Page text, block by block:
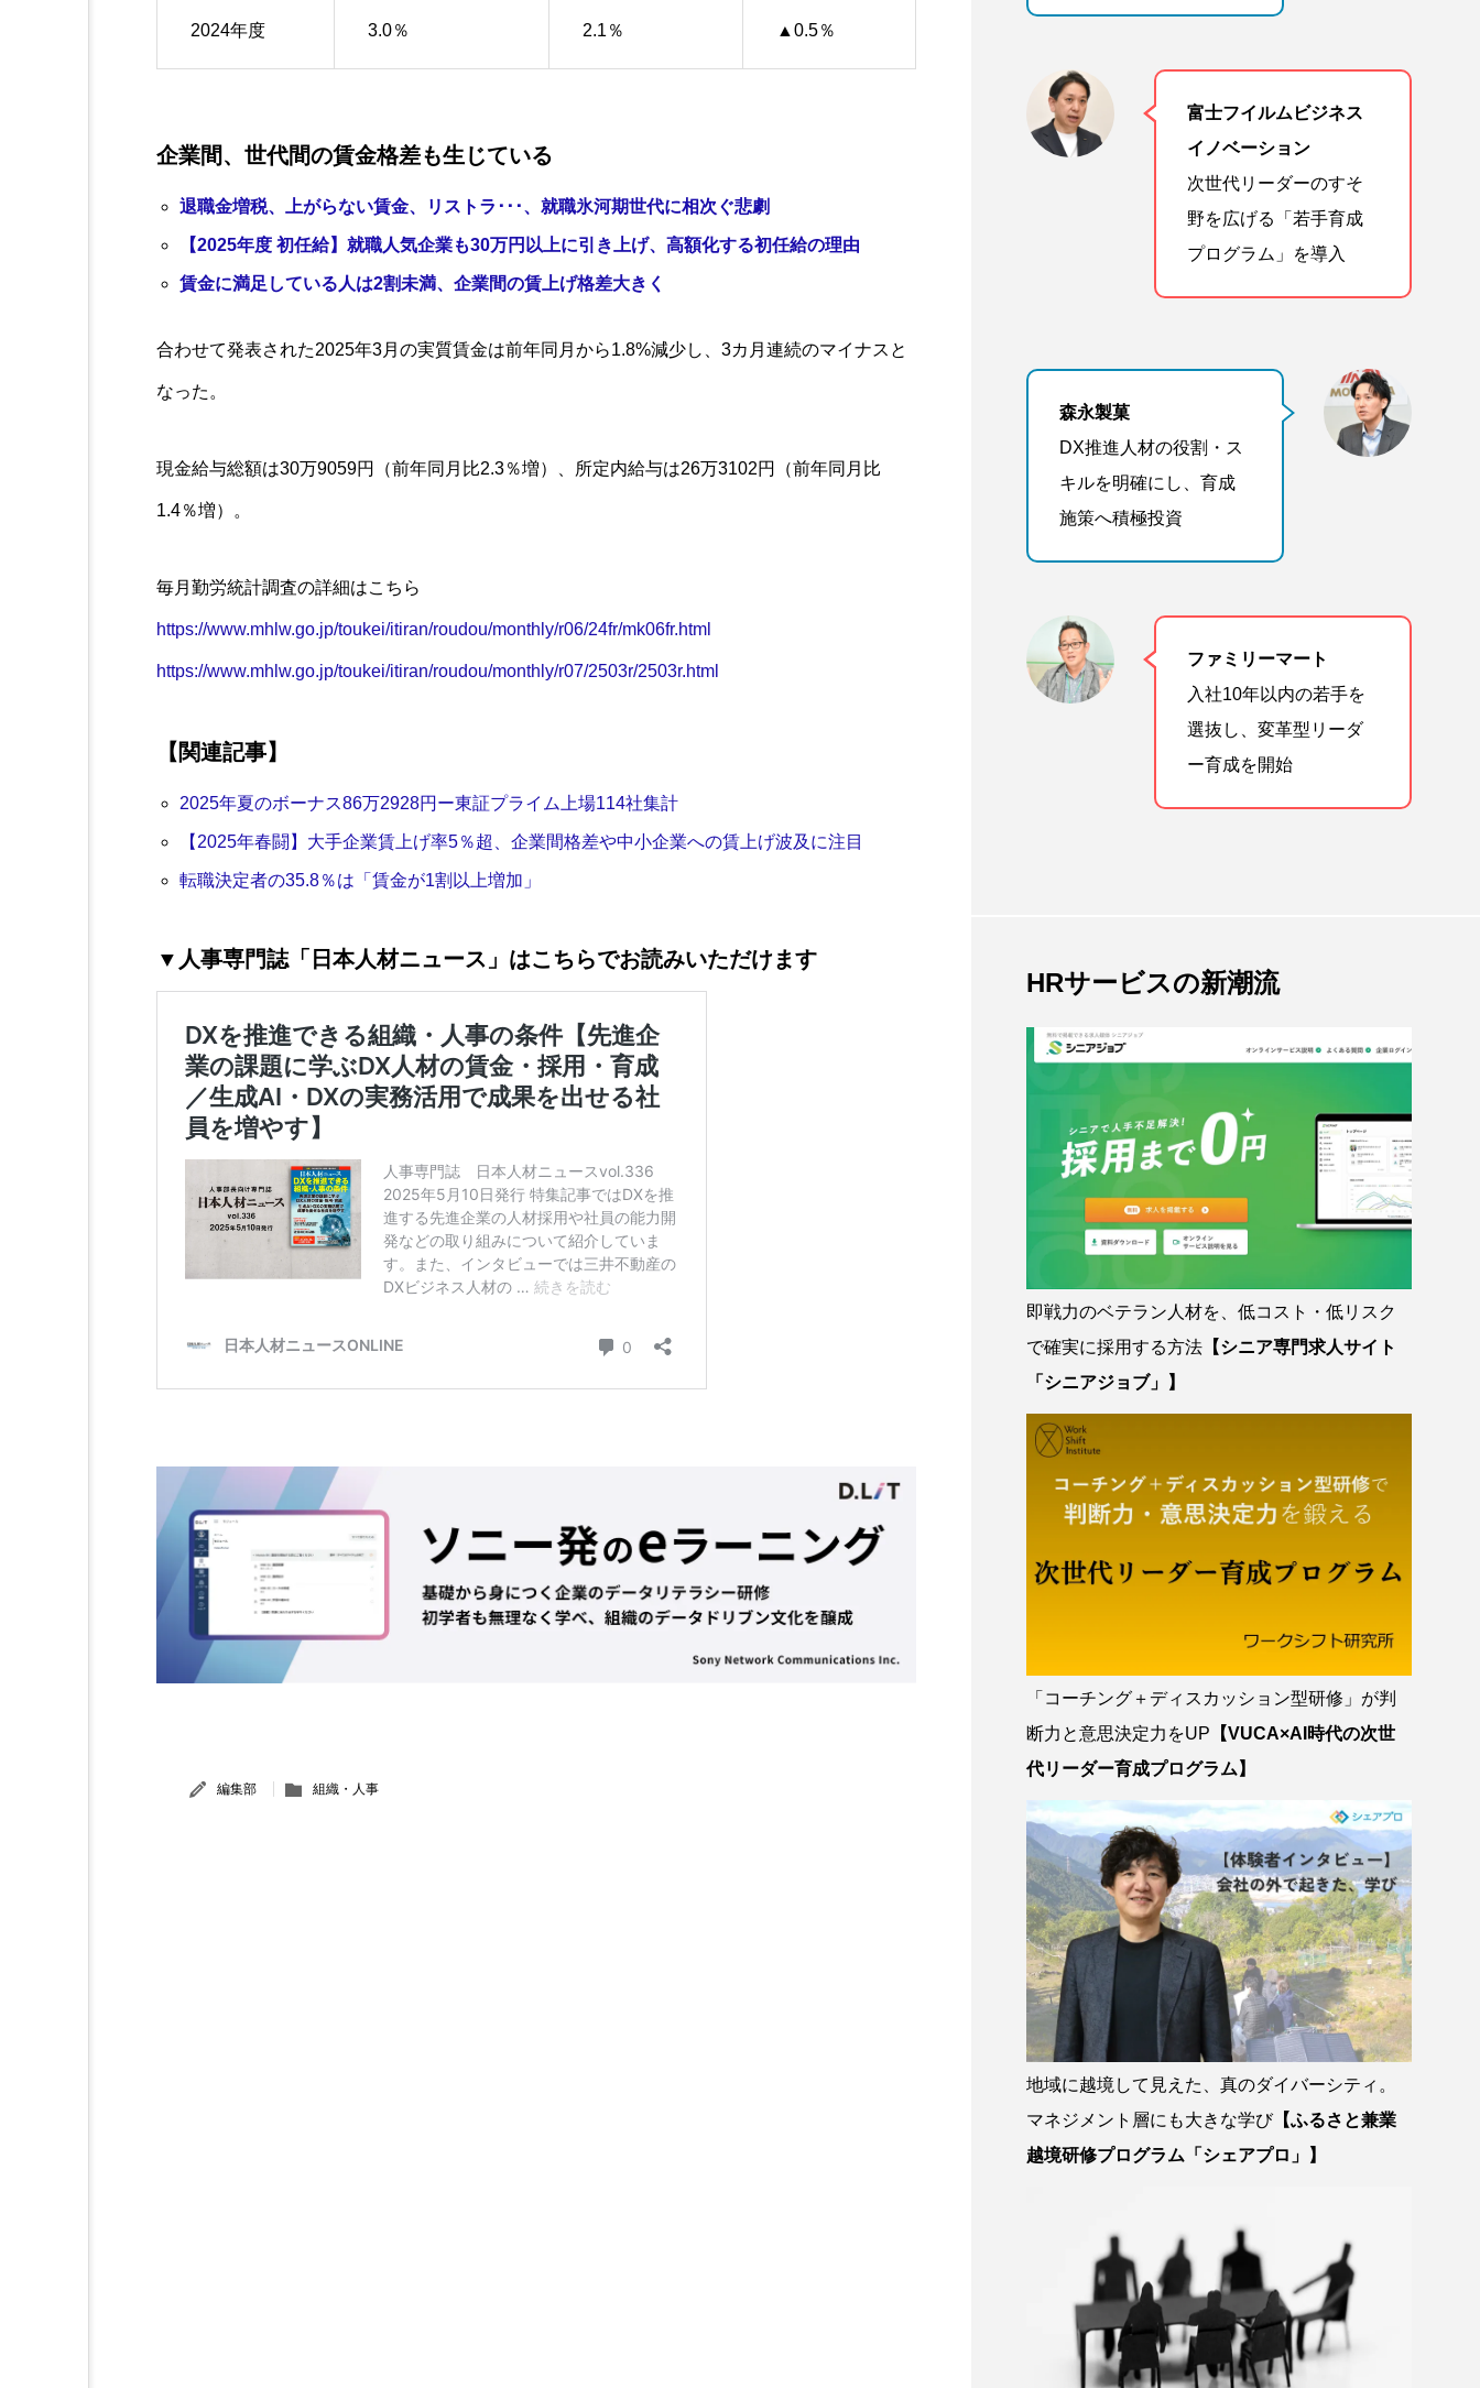
2024年度 3.0％ 2.1％ ▲0.5％
企業間、世代間の賃金格差も生じている
退職金増税、上がらない賃金、リストラ･･･、就職氷河期世代に相次ぐ悲劇
【2025年度 初任給】就職人気企業も30万円以上に引き上げ、高額化する初任給の理由
賃金に満足している人は2割未満、企業間の賃上げ格差大きく
合わせて発表された2025年3月の実質賃金は前年同月から1.8%減少し、3カ月連続のマイナスと
なった。
現金給与総額は30万9059円（前年同月比2.3％増）、所定内給与は26万3102円（前年同月比
1.4％増）。
毎月勤労統計調査の詳細はこちら
https://www.mhlw.go.jp/toukei/itiran/roudou/monthly/r06/24fr/mk06fr.html
https://www.mhlw.go.jp/toukei/itiran/roudou/monthly/r07/2503r/2503r.html
【関連記事】
2025年夏のボーナス86万2928円ー東証プライム上場114社集計
【2025年春闘】大手企業賃上げ率5％超、企業間格差や中小企業への賃上げ波及に注目
転職決定者の35.8％は「賃金が1割以上増加」
▼人事専門誌「日本人材ニュース」はこちらでお読みいただけます
編集部 組織・人事
富士フイルムビジネス
イノベーション
次世代リーダーのすそ
野を広げる「若手育成
プログラム」を導入
森永製菓
DX推進人材の役割・ス
キルを明確にし、育成
施策へ積極投資
ファミリーマート
入社10年以内の若手を
選抜し、変革型リーダ
ー育成を開始
HRサービスの新潮流
即戦力のベテラン人材を、低コスト・低リスク
で確実に採用する方法 【シニア専門求人サイト
「シニアジョブ」】
「コーチング＋ディスカッション型研修」が判
断力と意思決定力をUP 【VUCA×AI時代の次世
代リーダー育成プログラム】
地域に越境して見えた、真のダイバーシティ。
マネジメント層にも大きな学び【ふるさと兼業
越境研修プログラム「シェアプロ」】